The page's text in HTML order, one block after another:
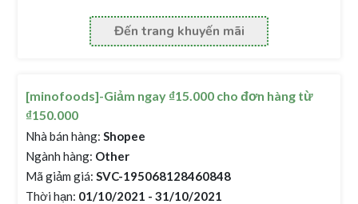
Đến trang khuyến mãi
[minofoods]-Giảm ngay ₫15.000 cho đơn hàng từ
₫150.000
Nhà bán hàng: Shopee
Ngành hàng: Other
Mã giảm giá: SVC-195068128460848
Thời hạn: 01/10/2021 - 31/10/2021